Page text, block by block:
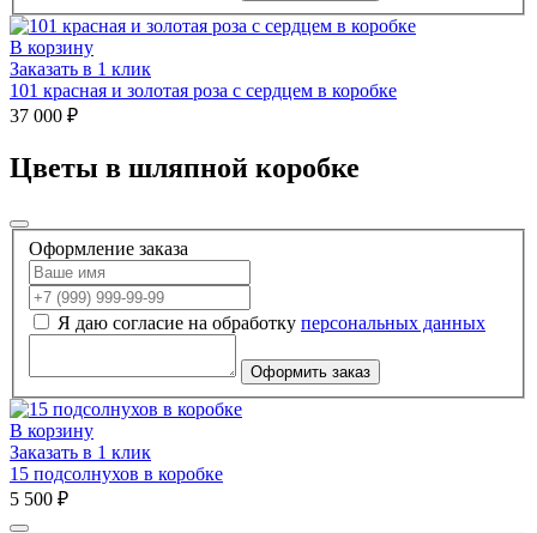
В корзину
Заказать в 1 клик
101 красная и золотая роза с сердцем в коробке
37 000 ₽
Цветы в шляпной коробке
Оформление заказа
Я даю согласие на обработку персональных данных
Оформить заказ
В корзину
Заказать в 1 клик
15 подсолнухов в коробке
5 500 ₽